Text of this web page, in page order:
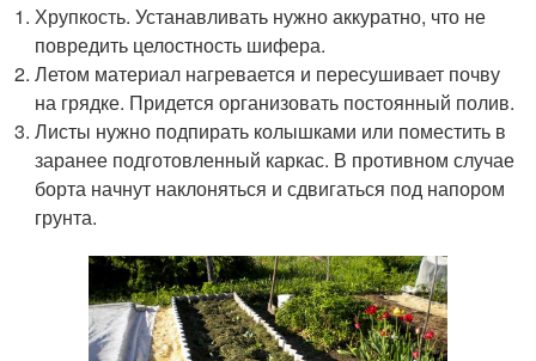
Хрупкость. Устанавливать нужно аккуратно, что не
повредить целостность шифера.
Летом материал нагревается и пересушивает почву
на грядке. Придется организовать постоянный полив.
Листы нужно подпирать колышками или поместить в
заранее подготовленный каркас. В противном случае
борта начнут наклоняться и сдвигаться под напором
грунта.